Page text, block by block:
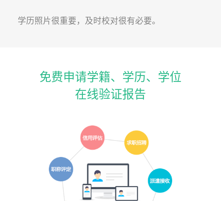
学历照片很重要，及时校对很有必要。
免费申请学籍、学历、学位
在线验证报告